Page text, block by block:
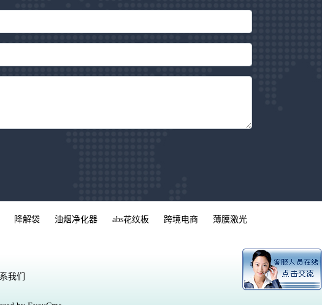
降解袋 油烟净化器 abs花纹板 跨境电商
薄膜激光
我们